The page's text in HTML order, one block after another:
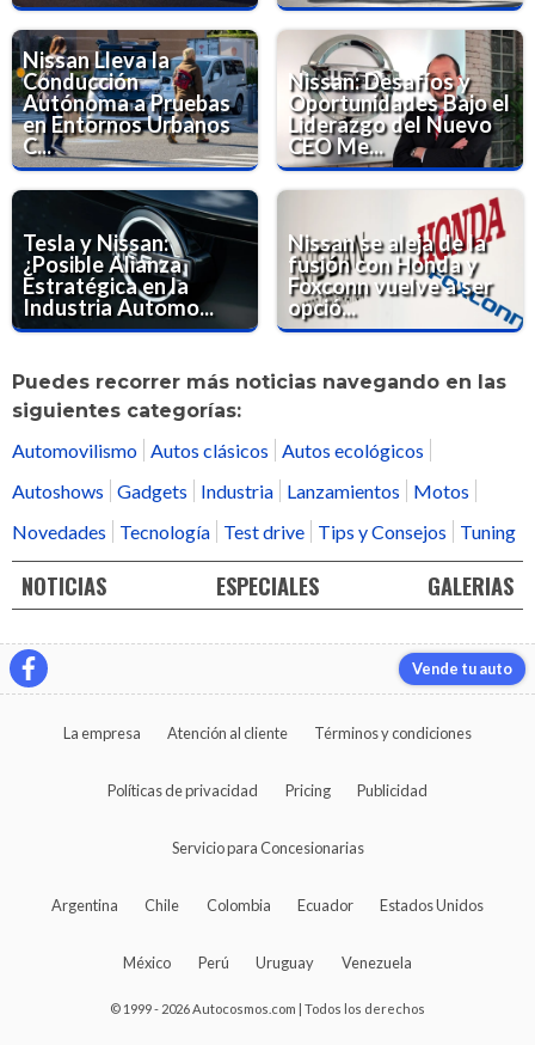
Nissan Lleva la
Conducción
Autónoma a Pruebas
en Entornos Urbanos
C...
Nissan: Desafíos y
Oportunidades Bajo el
Liderazgo del Nuevo
CEO Me...
Tesla y Nissan:
¿Posible Alianza
Estratégica en la
Industria Automo...
Nissan se aleja de la
fusión con Honda y
Foxconn vuelve a ser
opció...
Puedes recorrer más noticias navegando en las
siguientes categorías:
Automovilismo Autos clásicos
Autos ecológicos
Autoshows
Gadgets Industria Lanzamientos
Motos
Novedades
Tecnología Test drive Tips y Consejos Tuning
NOTICIAS ESPECIALES GALERIAS
Vende tu auto
La empresa Atención al cliente Términos y condiciones
Políticas de privacidad Pricing Publicidad
Servicio para Concesionarias
Argentina Chile Colombia Ecuador Estados Unidos
México Perú Uruguay Venezuela
© 1999 - 2026 Autocosmos.com | Todos los derechos